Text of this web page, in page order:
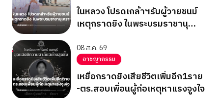
ในหลวง โปรดเกล้าฯรับผู้วายชนม์
เหตุกราดยิง ในพระบรมราชานุ
08 ส.ค. 69
อาชญากรรม
เหยื่อกราดยิงเสียชีวิตเพิ่มอีก1ราย
-ตร.สอบเพื่อนผู้ก่อเหตุหาแรงจูงใจ